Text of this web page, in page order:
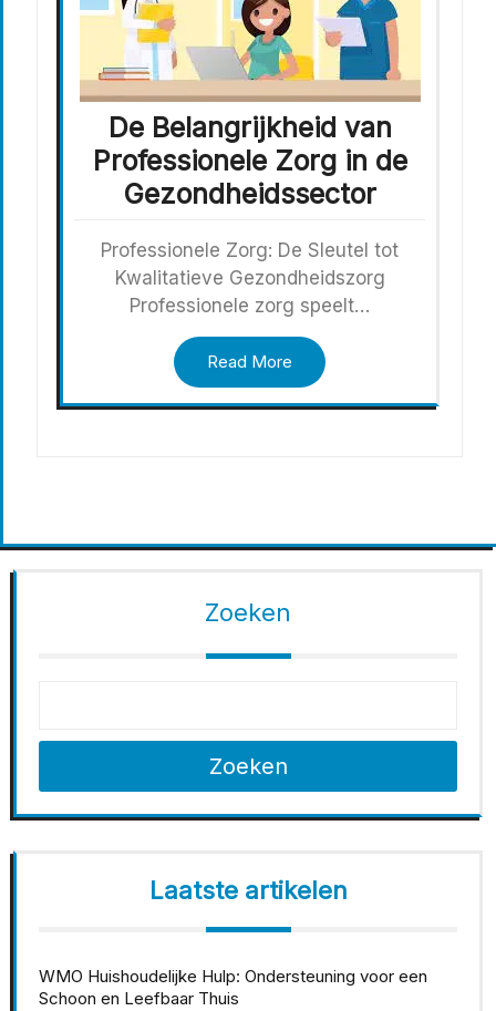
De Belangrijkheid van
Professionele Zorg in de
Gezondheidssector
Professionele Zorg: De Sleutel tot
Kwalitatieve Gezondheidszorg
Professionele zorg speelt…
Read More
Zoeken
Zoeken
Laatste artikelen
WMO Huishoudelijke Hulp: Ondersteuning voor een
Schoon en Leefbaar Thuis